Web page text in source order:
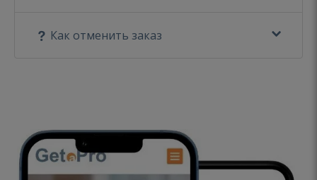
Как отменить заказ